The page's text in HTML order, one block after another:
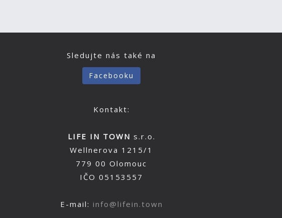
Sledujte nás také na
Facebooku
Kontakt:
LIFE IN TOWN s.r.o.
Wellnerova 1215/1
779 00 Olomouc
IČO 05153557
E-mail: info@lifein.town